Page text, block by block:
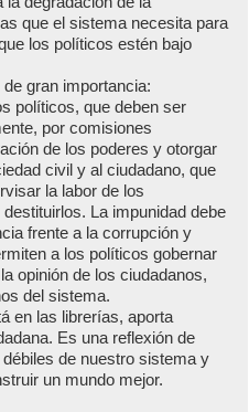
que el sistema necesita para
los políticos estén bajo
gran importancia:
políticos, que deben ser
por comisiones
de los poderes y otorgar
civil y al ciudadano, que
la labor de los
La impunidad debe
frente a la corrupción y
a los políticos gobernar
opinión de los ciudadanos,
del sistema.
en las librerías, aporta
Es una reflexión de
de nuestro sistema y
un mundo mejor.